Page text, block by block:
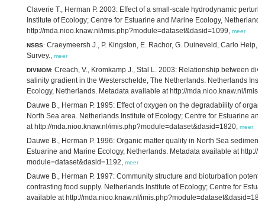
Claverie T., Herman P. 2003: Effect of a small-scale hydrodynamic
Institute of Ecology; Centre for Estuarine and Marine Ecology,
http://mda.nioo.knaw.nl/imis.php?module=dataset&dasid=1099, meer
NSBS: Craeymeersh J., P. Kingston, E. Rachor, G. Duineveld, Carlo Heip,
Survey., meer
DIVMOM: Creach, V., Kromkamp J., Stal L. 2003: Relationship between
salinity gradient in the Westerschelde, The Netherlands. Netherlands
Ecology, Netherlands. Metadata available at http://mda.nioo.knaw.nl/
Dauwe B., Herman P. 1995: Effect of oxygen on the degradability of
North Sea area. Netherlands Institute of Ecology; Centre for Estuarine
at http://mda.nioo.knaw.nl/imis.php?module=dataset&dasid=1820, meer
Dauwe B., Herman P. 1996: Organic matter quality in North Sea
Estuarine and Marine Ecology, Netherlands. Metadata available at http://
module=dataset&dasid=1192, meer
Dauwe B., Herman P. 1997: Community structure and bioturbation
contrasting food supply. Netherlands Institute of Ecology; Centre for
available at http://mda.nioo.knaw.nl/